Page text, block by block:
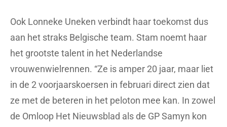
Ook Lonneke Uneken verbindt haar toekomst dus
aan het straks Belgische team. Stam noemt haar
het grootste talent in het Nederlandse
vrouwenwielrennen. “Ze is amper 20 jaar, maar liet
in de 2 voorjaarskoersen in februari direct zien dat
ze met de beteren in het peloton mee kan. In zowel
de Omloop Het Nieuwsblad als de GP Samyn kon